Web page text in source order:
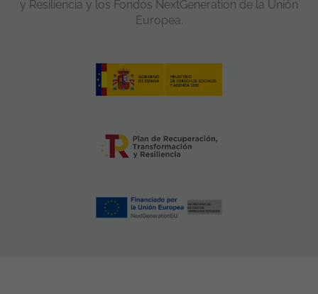
y Resiliencia y los Fondos NextGeneration de la Unión
Europea.